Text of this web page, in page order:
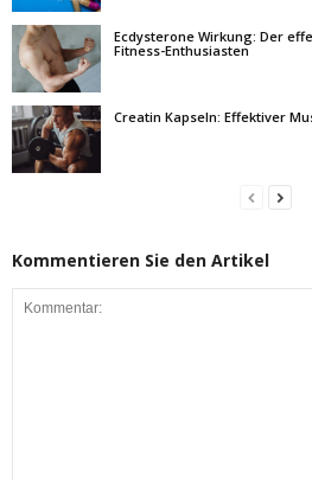
Ecdysterone Wirkung: Der
Fitness-Enthusiasten
Creatin Kapseln: Effektiver
Kommentieren Sie den Artikel